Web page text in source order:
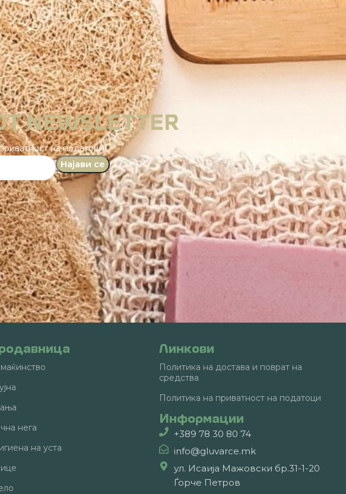
на податоци
нега
на уста
Линкови
Политика на достава и поврат на
средства
Политика на приватност на податоци
Информации
+389 78 30 80 74
info@gluvarce.mk
ул. Исаија Мажовски бр.31-1-20
Ѓорче Петров